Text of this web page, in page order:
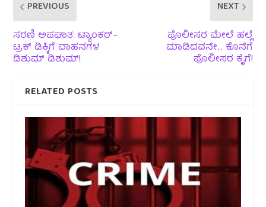
PREVIOUS
ಸರಣಿ ಅಪಘಾತ: ಟ್ಯಾಂಕರ್–
ಟ್ರಕ್ ಡಿಕ್ಕಿಗೆ ವಾಹನಗಳ
ಡಿಶುಮ್ ಡಿಶುಮ್!
NEXT
ಪೊಲೀಸರ ಮೇಲೆ ಹಲ್ಲೆ
ಮಾಡಿದವನೇ… ಕೊನೆಗೆ
ಪೊಲೀಸರ ಕೈಗೆ!
RELATED POSTS